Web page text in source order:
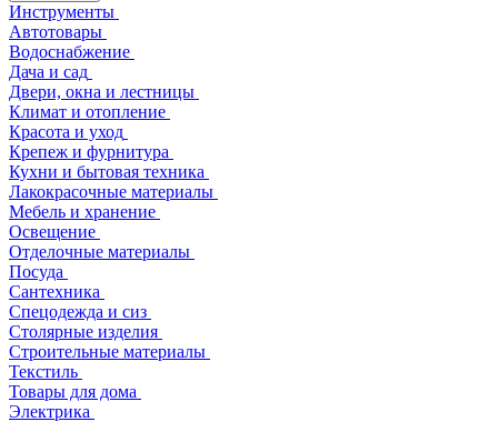
Инструменты
Автотовары
Водоснабжение
Дача и сад
Двери, окна и лестницы
Климат и отопление
Красота и уход
Крепеж и фурнитура
Кухни и бытовая техника
Лакокрасочные материалы
Мебель и хранение
Освещение
Отделочные материалы
Посуда
Сантехника
Спецодежда и сиз
Столярные изделия
Строительные материалы
Текстиль
Товары для дома
Электрика